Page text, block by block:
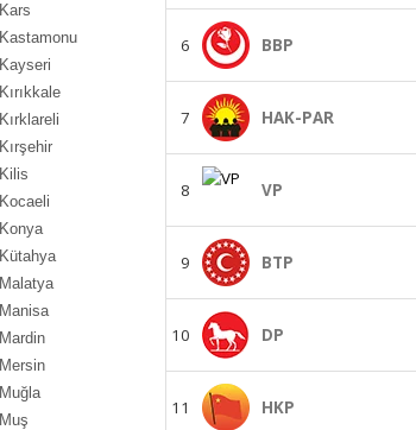
Kars
Kastamonu
Kayseri
Kırıkkale
Kırklareli
Kırşehir
Kilis
Kocaeli
Konya
Kütahya
Malatya
Manisa
Mardin
Mersin
Muğla
Muş
6 BBP
7 HAK-PAR
8 VP
9 BTP
10 DP
11 HKP